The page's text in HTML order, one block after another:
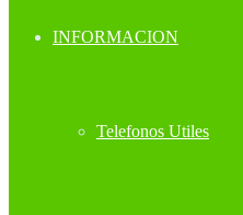
INFORMACION
Telefonos Utiles